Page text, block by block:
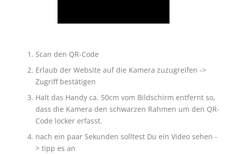
Scan den QR-Code
Erlaub der Website auf die Kamera zuzugreifen ->
Zugriff bestätigen
Halt das Handy ca. 50cm vom Bildschirm entfernt so,
dass die Kamera den schwarzen Rahmen um den QR-
Code locker erfasst.
nach ein paar Sekunden solltest Du ein Video sehen -
> tipp es an